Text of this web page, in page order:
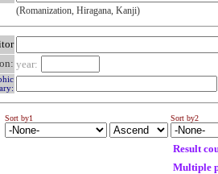
(Romanization, Hiragana, Kanji)
year:
Sort by1 Sort by2
Result
Multiple